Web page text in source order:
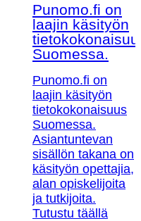
Punomo.fi on
laajin käsityön
Suomessa.
Punomo.fi on
laajin käsityön
tietokokonaisuus
Suomessa.
Asiantuntevan
sisällön takana on
käsityön opettajia,
alan opiskelijoita
ja tutkijoita.
Tutustu täällä